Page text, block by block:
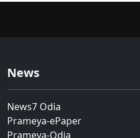
News
News7 Odia
Prameya-ePaper
Prameya-Odia